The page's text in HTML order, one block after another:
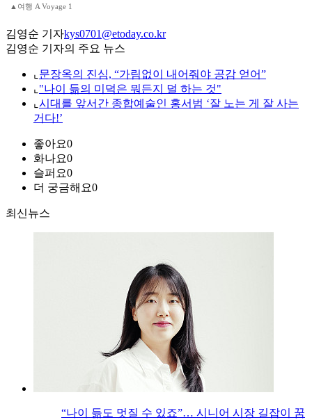
▲여행 A Voyage 1
김영순 기자kys0701@etoday.co.kr
김영순 기자의 주요 뉴스
⌞ 문장옥의 진심, “가림없이 내어줘야 공감 얻어”
⌞ "나이 듦의 미덕은 뭐든지 덜 하는 것"
⌞ 시대를 앞서간 종합예술인 홍서범 ‘잘 노는 게 잘 사는
거다!’
좋아요0
화나요0
슬퍼요0
더 궁금해요0
최신뉴스
“나이 듦도 멋질 수 있죠”… 시니어 시장 길잡이 꿈